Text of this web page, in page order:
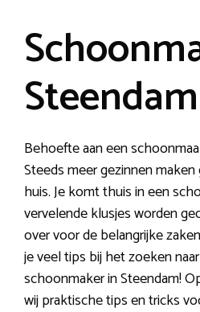
Steendam
Behoefte aan een
Steeds meer gezinnen
huis. Je komt thuis in een
vervelende klusjes worden
over voor de belangrijke
je veel tips bij het zoeken
schoonmaker in Steendam!
wij praktische tips en tricks